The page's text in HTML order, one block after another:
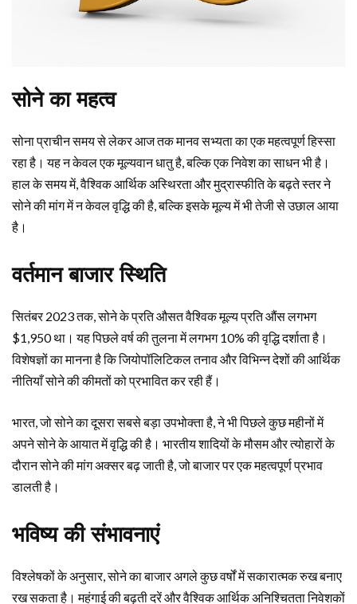
सोने का महत्व
सोना प्राचीन समय से लेकर आज तक मानव सभ्यता का एक महत्वपूर्ण हिस्सा
रहा है। यह न केवल एक मूल्यवान धातु है, बल्कि एक निवेश का साधन भी है।
हाल के समय में, वैश्विक आर्थिक अस्थिरता और मुद्रास्फीति के बढ़ते स्तर ने
सोने की मांग में न केवल वृद्धि की है, बल्कि इसके मूल्य में भी तेजी से उछाल आया
है।
वर्तमान बाजार स्थिति
सितंबर 2023 तक, सोने के प्रति औसत वैश्विक मूल्य प्रति औंस लगभग
$1,950 था। यह पिछले वर्ष की तुलना में लगभग 10% की वृद्धि दर्शाता है।
विशेषज्ञों का मानना है कि जियोपॉलिटिकल तनाव और विभिन्न देशों की आर्थिक
नीतियाँ सोने की कीमतों को प्रभावित कर रही हैं।
भारत, जो सोने का दूसरा सबसे बड़ा उपभोक्ता है, ने भी पिछले कुछ महीनों में
अपने सोने के आयात में वृद्धि की है। भारतीय शादियों के मौसम और त्योहारों के
दौरान सोने की मांग अक्सर बढ़ जाती है, जो बाजार पर एक महत्वपूर्ण प्रभाव
डालती है।
भविष्य की संभावनाएं
विश्लेषकों के अनुसार, सोने का बाजार अगले कुछ वर्षों में सकारात्मक रुख बनाए
रख सकता है। महंगाई की बढ़ती दरें और वैश्विक आर्थिक अनिश्चितता निवेशकों